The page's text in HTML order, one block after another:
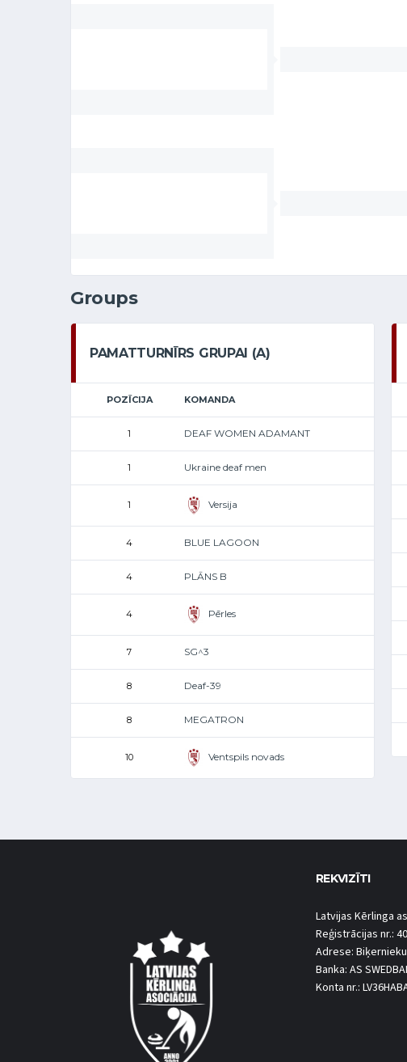
Groups
PAMATTURNĪRS GRUPAI (A)
POZĪCIJA KOMANDA
1 DEAF WOMEN ADAMANT
1 Ukraine deaf men
1 Versija
4 BLUE LAGOON
4 PLĀNS B
4 Pērles
7 SG^3
8 Deaf-39
8 MEGATRON
10 Ventspils novads
REKVIZĪTI
Latvijas Kērlinga
Reģistrācijas nr.:
Adrese: Biķernieku
Banka: AS
Konta nr.: